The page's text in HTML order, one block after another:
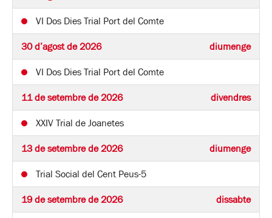
VI Dos Dies Trial Port del Comte
30 d’agost de 2026 diumenge
VI Dos Dies Trial Port del Comte
11 de setembre de 2026 divendres
XXIV Trial de Joanetes
13 de setembre de 2026 diumenge
Trial Social del Cent Peus-5
19 de setembre de 2026 dissabte